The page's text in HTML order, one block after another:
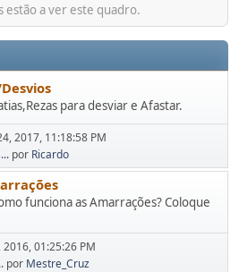
estão a ver este quadro.
para desviar e Afastar.
2017, 11:18:58 PM
por Ricardo
funciona as Amarrações? Coloque
2016, 01:25:26 PM
por Mestre_Cruz